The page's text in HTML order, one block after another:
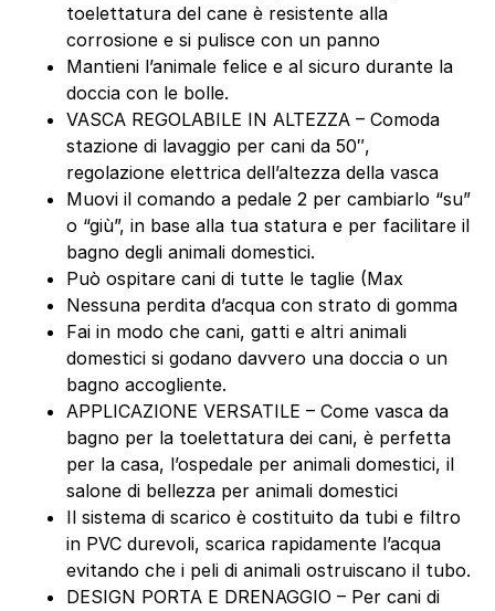
toelettatura del cane è resistente alla
corrosione e si pulisce con un panno
Mantieni l’animale felice e al sicuro durante la
doccia con le bolle.
VASCA REGOLABILE IN ALTEZZA – Comoda
stazione di lavaggio per cani da 50″,
regolazione elettrica dell’altezza della vasca
Muovi il comando a pedale 2 per cambiarlo “su”
o “giù”, in base alla tua statura e per facilitare il
bagno degli animali domestici.
Può ospitare cani di tutte le taglie (Max
Nessuna perdita d’acqua con strato di gomma
Fai in modo che cani, gatti e altri animali
domestici si godano davvero una doccia o un
bagno accogliente.
APPLICAZIONE VERSATILE – Come vasca da
bagno per la toelettatura dei cani, è perfetta
per la casa, l’ospedale per animali domestici, il
salone di bellezza per animali domestici
Il sistema di scarico è costituito da tubi e filtro
in PVC durevoli, scarica rapidamente l’acqua
evitando che i peli di animali ostruiscano il tubo.
DESIGN PORTA E DRENAGGIO – Per cani di